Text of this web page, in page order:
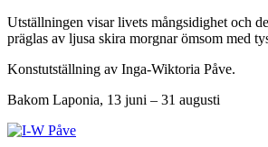
Utställningen visar livets mångsidighet och
präglas av ljusa skira morgnar ömsom med
Konstutställning av Inga-Wiktoria Påve.
Bakom Laponia, 13 juni – 31 augusti